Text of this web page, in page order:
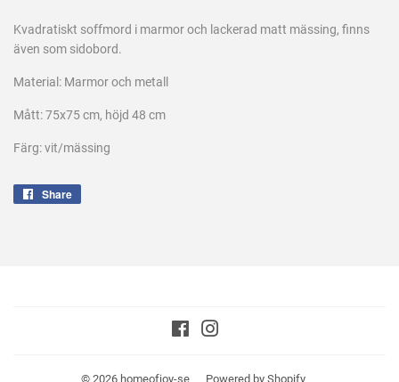
Kvadratiskt soffmord i marmor och lackerad matt mässing, finns
även som sidobord.
Material: Marmor och metall
Mått: 75x75 cm, höjd 48 cm
Färg: vit/mässing
Share
Facebook
© 2026 homeofjoy-se Powered by Shopify